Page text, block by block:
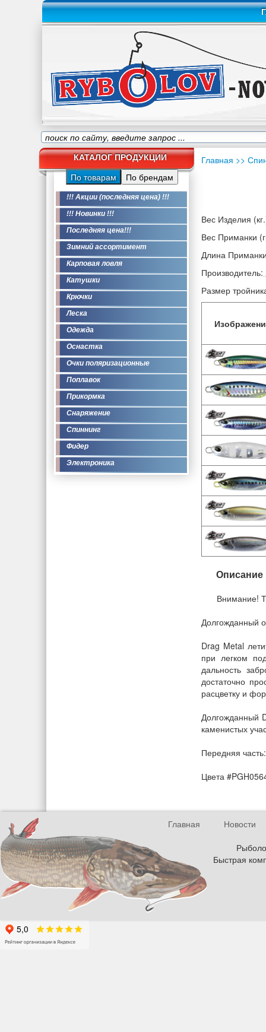
КАТАЛОГ ПРОДУКЦИИ
По товарам По брендам
!!! Акции (последняя цена) !!!
!!! Новинки !!!
Последняя цена!!!
Зимний ассортимент
Карповая ловля
Катушки
Крючки
Леска
Одежда
Оснастка
Очки поляризационные
Поплавок
Прикормка
Снаряжение
Спиннинг
Фидер
Электроника
Главная >>
Вес Изделия
Вес Приманки
Длина
Производитель:
Размер
Описание
Внимание!
Долгожданный
Drag Metal
при легком
дальность
достаточно
расцветку и
Долгожданный
каменистых
Передняя
Цвета
Главная
Новости
Быстрая